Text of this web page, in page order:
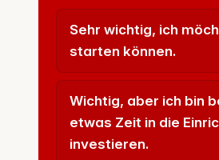
Sehr wichtig, ich
starten können.
Wichtig, aber ich bin
etwas Zeit in die
investieren.